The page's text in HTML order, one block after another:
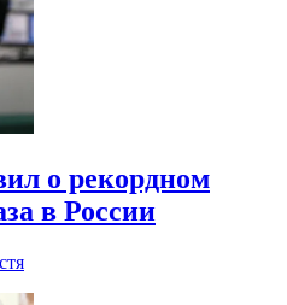
о рекордном
в России